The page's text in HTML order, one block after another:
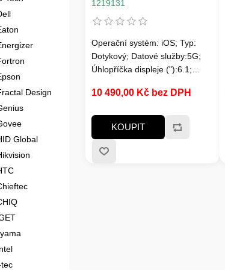
Design
Global
1219131
Operační systém: iOS; Typ:
Dotykový; Datové služby:5G;
Úhlopříčka displeje ("):6.1;
Typ displeje: Retina; Tvar
Rozlišení zadního
fotoaparátu:48; Počet objektivů
zadního fotoaparátu:2; Počet
10 490,00 Kč bez DPH
KOUPIT